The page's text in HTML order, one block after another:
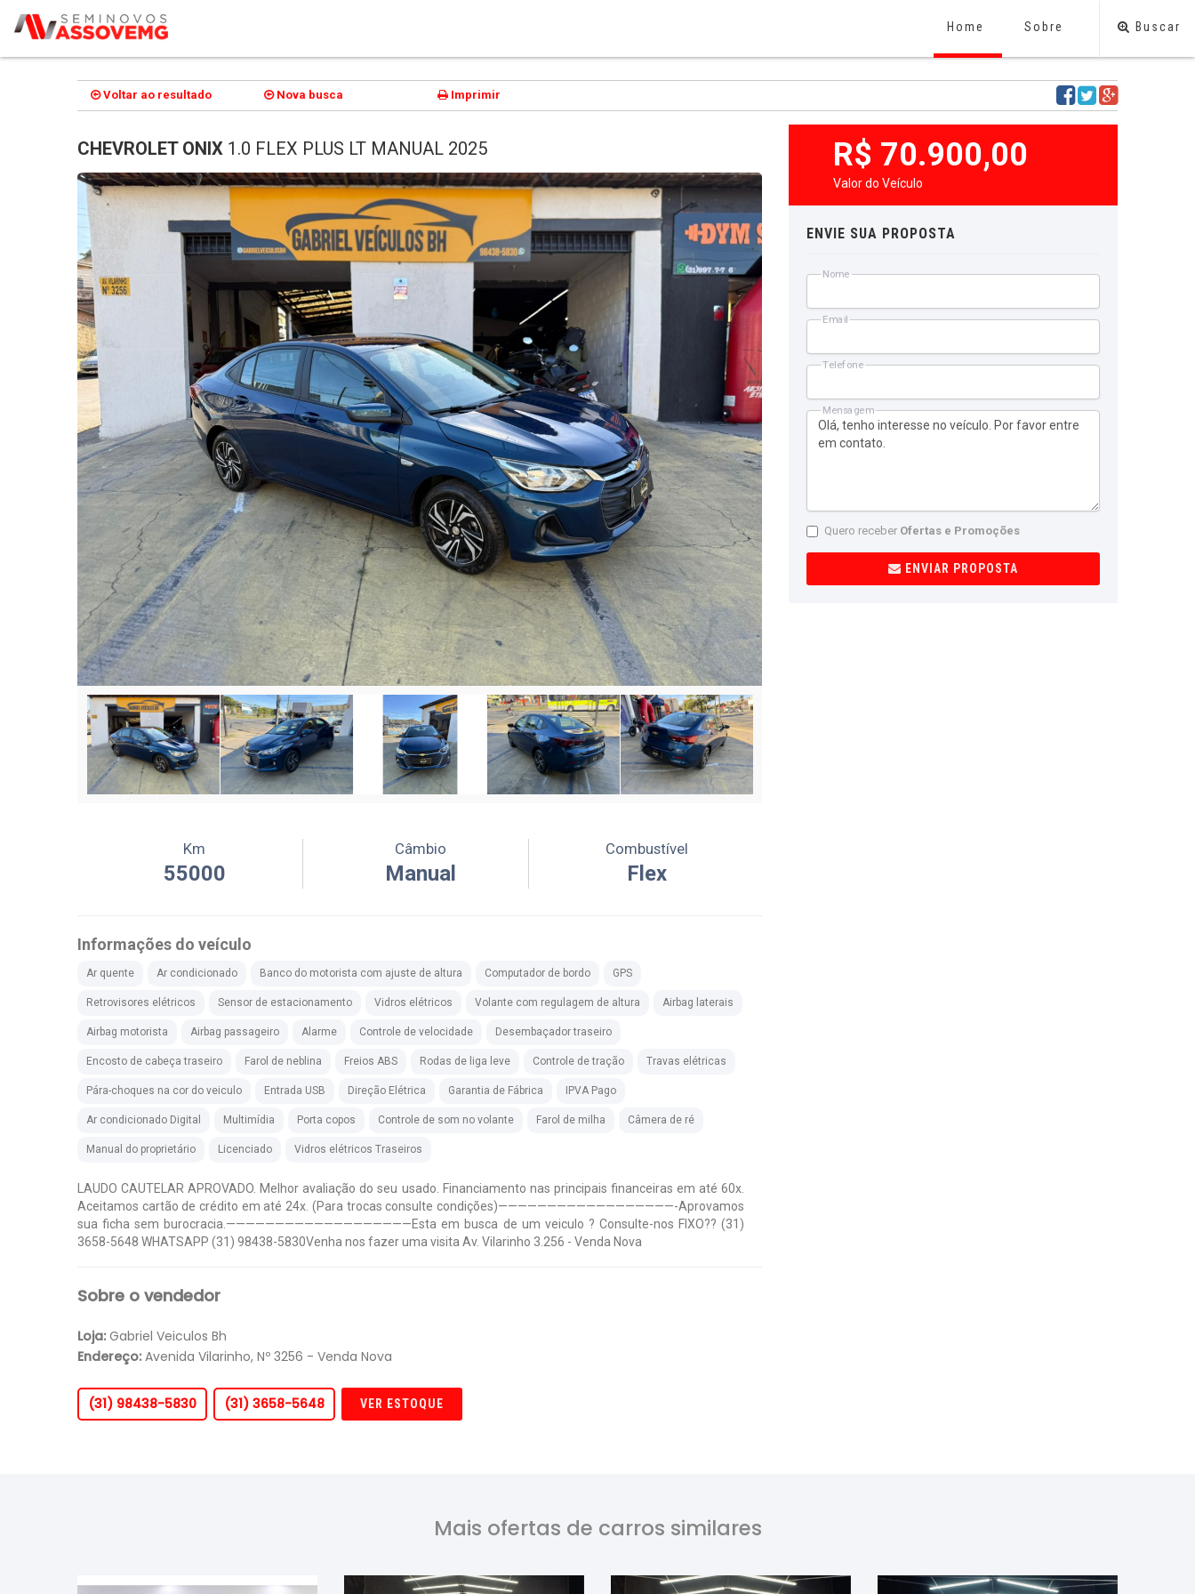
Home Sobre Buscar
Voltar ao resultado Nova busca Imprimir
CHEVROLET ONIX 1.0 FLEX PLUS LT MANUAL 2025
Km
55000
Câmbio
Manual
Combustível
Flex
Informações do veículo
Ar quente Ar condicionado Banco do motorista com ajuste de altura Computador de bordo GPS
Retrovisores elétricos Sensor de estacionamento Vidros elétricos Volante com regulagem de altura Airbag laterais
Airbag motorista Airbag passageiro Alarme Controle de velocidade Desembaçador traseiro
Encosto de cabeça traseiro Farol de neblina Freios ABS Rodas de liga leve Controle de tração Travas elétricas
Pára-choques na cor do veiculo Entrada USB Direção Elétrica Garantia de Fábrica IPVA Pago
Ar condicionado Digital Multimídia Porta copos Controle de som no volante Farol de milha Câmera de ré
Manual do proprietário Licenciado Vidros elétricos Traseiros
LAUDO CAUTELAR APROVADO. Melhor avaliação do seu usado. Financiamento nas principais financeiras em até 60x.
Aceitamos cartão de crédito em até 24x. (Para trocas consulte condições)——————————————————-Aprovamos
sua ficha sem burocracia.———————————————————Esta em busca de um veiculo ? Consulte-nos FIXO?? (31)
3658-5648 WHATSAPP (31) 98438-5830Venha nos fazer uma visita Av. Vilarinho 3.256 - Venda Nova
Sobre o vendedor
Loja: Gabriel Veiculos Bh
Endereço: Avenida Vilarinho, Nº 3256 - Venda Nova
(31) 98438-5830 (31) 3658-5648 VER ESTOQUE
R$ 70.900,00
Valor do Veículo
ENVIE SUA PROPOSTA
Nome
Email
Telefone
Mensagem
Quero receber Ofertas e Promoções
ENVIAR PROPOSTA
Mais ofertas de carros similares